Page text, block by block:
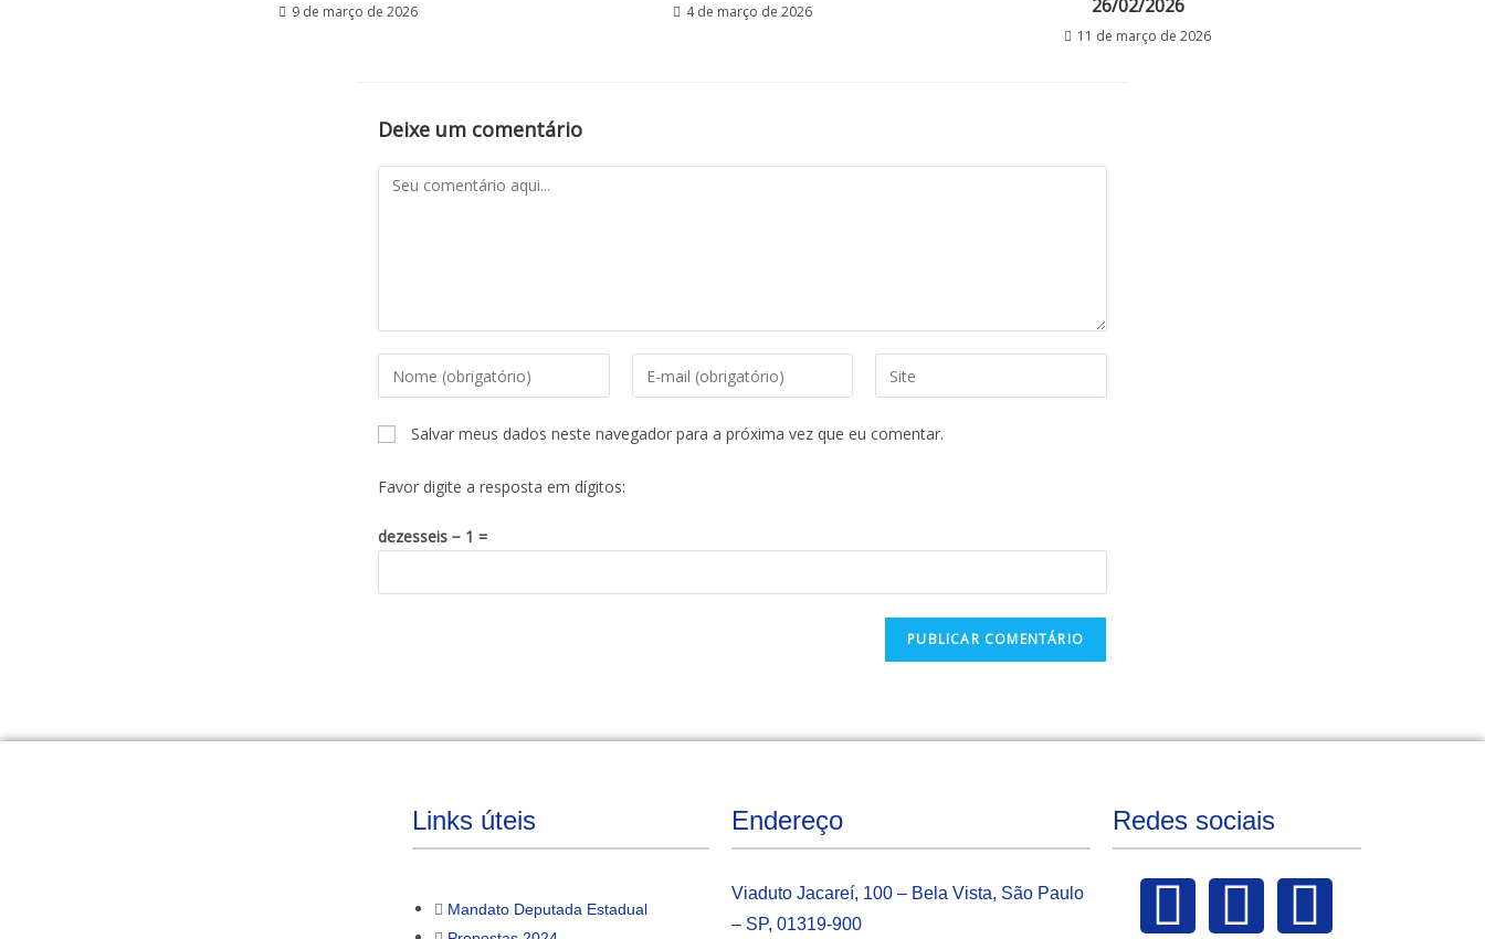
9 de março de 2026 4 de março de 2026
26/02/2026
11 de março de 2026
Deixe um comentário
Salvar meus dados neste navegador para a próxima vez que eu comentar.
Favor digite a resposta em dígitos:
dezesseis − 1 =
Links úteis
Mandato Deputada Estadual
Endereço
Viaduto Jacareí, 100 – Bela Vista, São Paulo
– SP, 01319-900
Redes sociais